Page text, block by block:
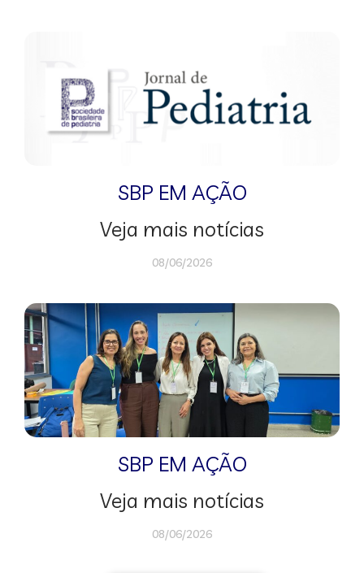
SBP EM AÇÃO
Veja mais notícias
08/06/2026
SBP EM AÇÃO
Veja mais notícias
08/06/2026